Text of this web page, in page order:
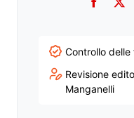
Controllo
Revisione
Manganelli